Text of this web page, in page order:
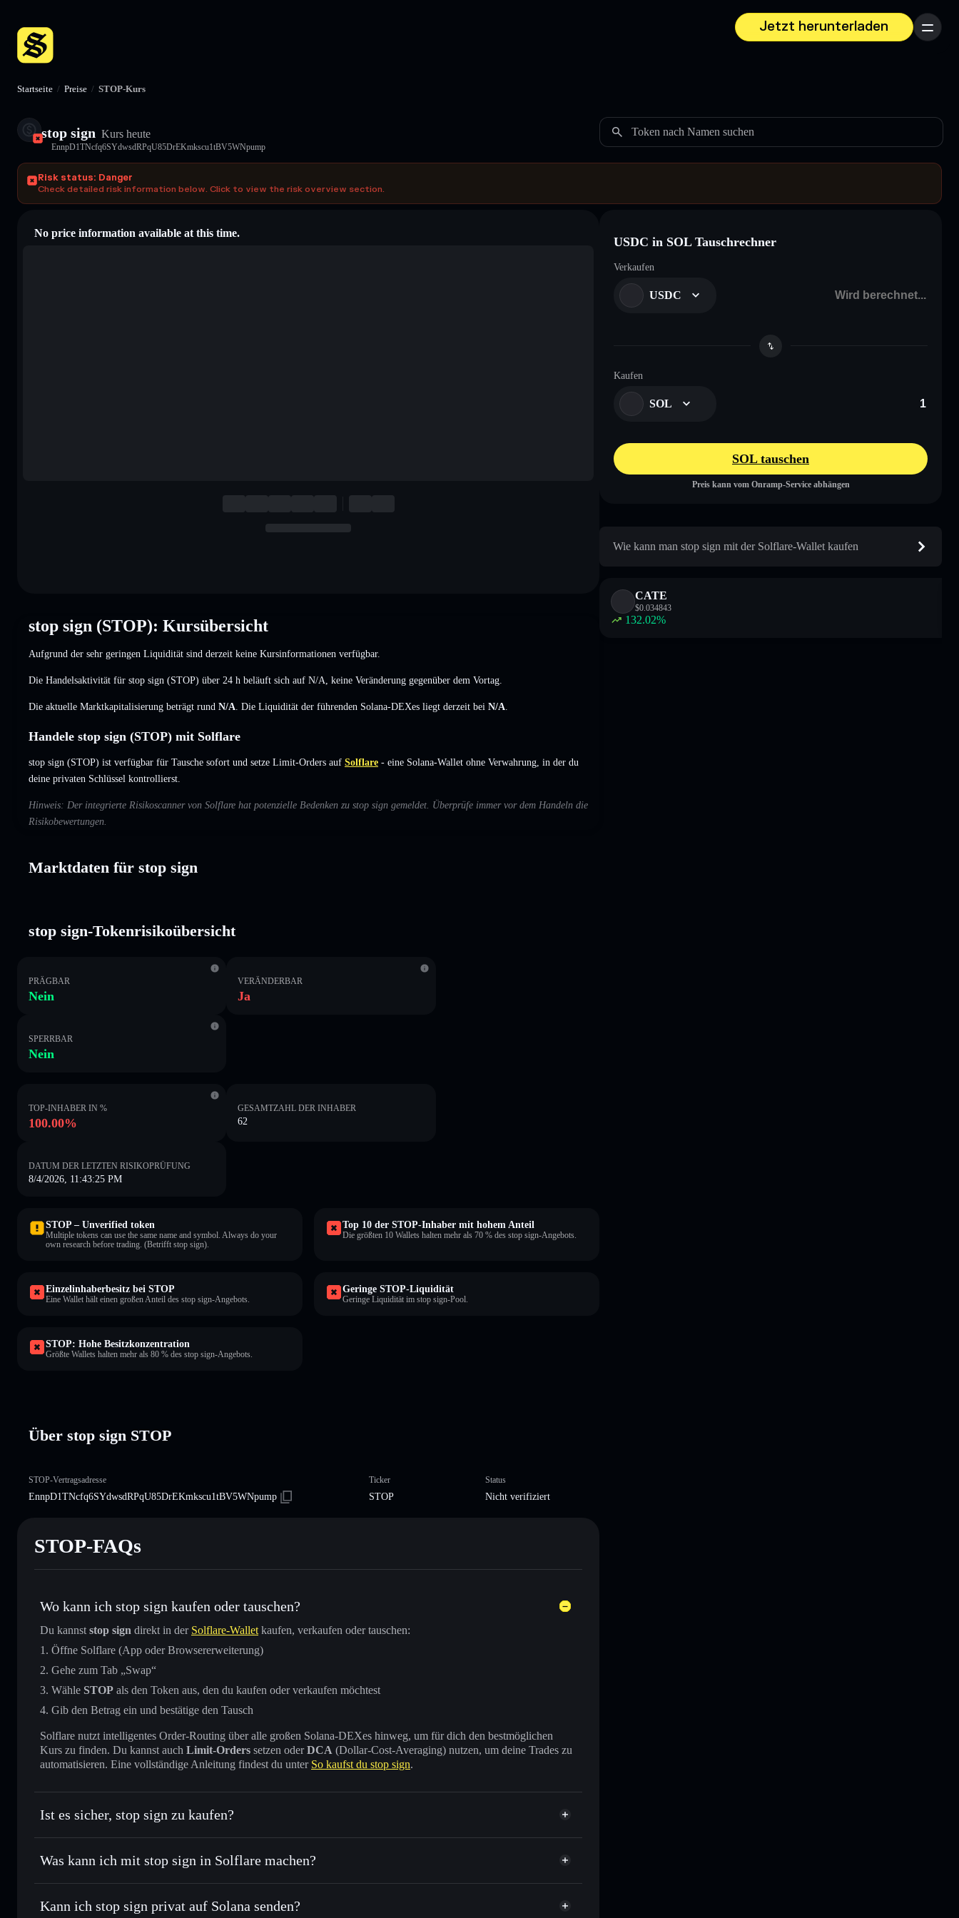
Jetzt herunterladen
Menü
Startseite / Preise / STOP-Kurs
stop sign Kurs heute
EnnpD1TNcfq6SYdwsdRPqU85DrEKmkscu1tBV5WNpump
Token nach Namen suchen
Risk status: Danger
Check detailed risk information below. Click to view the risk overview section.
No price information available at this time.
stop sign (STOP): Kursübersicht
Aufgrund der sehr geringen Liquidität sind derzeit keine Kursinformationen verfügbar.
Die Handelsaktivität für stop sign (STOP) über 24 h beläuft sich auf N/A keine Veränderung gegenüber dem Vortag.
Die aktuelle Marktkapitalisierung beträgt rund N/A . Die Liquidität der führenden Solana-DEXes liegt derzeit bei N/A
Handele stop sign (STOP) mit Solflare
stop sign (STOP) ist verfügbar für Tausche sofort und setze Limit-Orders auf Solflare - eine Solana-Wallet ohne Verwahrung, in der du
deine privaten Schlüssel kontrollierst.
Hinweis: Der integrierte Risikoscanner von Solflare hat potenzielle Bedenken zu stop sign gemeldet. Überprüfe immer vor dem Handeln die
Risikobewertungen.
Marktdaten für stop sign
stop sign-Tokenrisikoübersicht
PRÄGBAR
Nein
VERÄNDERBAR
Ja
SPERRBAR
Nein
TOP-INHABER IN %
100.00%
GESAMTZAHL DER INHABER
62
DATUM DER LETZTEN RISIKOPRÜFUNG
8/4/2026, 11:43:25 PM
STOP – Unverified token
Multiple tokens can use the same name and symbol. Always do your
own research before trading. (Betrifft stop sign).
Top 10 der STOP-Inhaber mit hohem Anteil
Die größten 10 Wallets halten mehr als 70 % des stop sign-Angebots.
Einzelinhaberbesitz bei STOP
Eine Wallet hält einen großen Anteil des stop sign-Angebots.
Geringe STOP-Liquidität
Geringe Liquidität im stop sign-Pool.
STOP: Hohe Besitzkonzentration
Größte Wallets halten mehr als 80 % des stop sign-Angebots.
Über stop sign STOP
STOP-Vertragsadresse
EnnpD1TNcfq6SYdwsdRPqU85DrEKmkscu1tBV5WNpump
Ticker
STOP
Status
Nicht verifiziert
STOP-FAQs
Wo kann ich stop sign kaufen oder tauschen?
Du kannst stop sign direkt in der Solflare-Wallet kaufen, verkaufen oder tauschen:
Öffne Solflare (App oder Browsererweiterung)
Gehe zum Tab „Swap“
Wähle STOP als den Token aus, den du kaufen oder verkaufen möchtest
Gib den Betrag ein und bestätige den Tausch
Solflare nutzt intelligentes Order-Routing über alle großen Solana-DEXes hinweg, um für dich den bestmöglichen
Kurs zu finden. Du kannst auch Limit-Orders setzen oderDCA (Dollar-Cost-Averaging) nutzen, um deine Trades zu
automatisieren. Eine vollständige Anleitung findest du unter So kaufst du stop sign.
Ist es sicher, stop sign zu kaufen?
stop sign nicht verifiziert
Was kann ich mit stop sign in Solflare machen?
stop sign
Solflare-Wallet
Sofort tauschen– handle STOP gegen SOL, USDC oder Tausende anderer Solana-Tokens mit intelligentem Order
Kann ich stop sign privat auf Solana senden?
USDC in SOL Tauschrechner
Verkaufen
USDC
Kaufen
SOL
SOL tauschen
Preis kann vom Onramp-Service abhängen
Wie kann man stop sign mit der Solflare-Wallet kaufen
CATE
$0.034843
132.02%